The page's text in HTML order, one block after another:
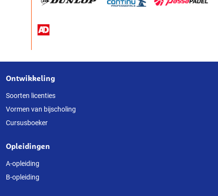
Over
deze
website
Ontwikkeling
Soorten licenties
Vormen van bijscholing
Cursusboeker
Opleidingen
A-opleiding
B-opleiding